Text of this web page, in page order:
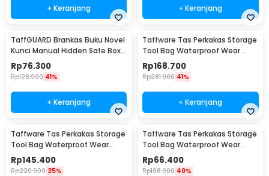
+ Keranjang + Keranjang
TaffGUARD Brankas Buku Novel
Kunci Manual Hidden Safe Box
Size L Love - KB-20L
Rp76.300
Rp128.900 41%
+ Keranjang
Taffware Tas Perkakas Storage
Tool Bag Waterproof Wear
Resistant 23 Inch - A02584
Rp168.700
Rp281.900 41%
+ Keranjang
Taffware Tas Perkakas Storage
Tool Bag Waterproof Wear
Resistant 21 Inch - A02584
Rp145.400
Rp220.900 35%
Taffware Tas Perkakas Storage
Tool Bag Waterproof Wear
Resistant 16 Inch - A03403
Rp66.400
Rp108.900 40%